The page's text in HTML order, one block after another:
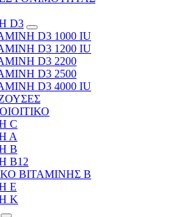
D3
D3 1000 IU
D3 1200 IU
D3 2200
D3 2500
D3 4000 IU
C
Α
Β
Β12
ΒΙΤΑΜΙΝΗΣ Β
Ε
Κ